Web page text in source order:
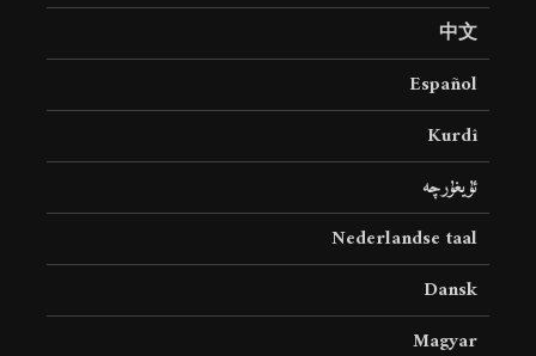
中文
Español
Kurdî
ئۇيغۇرچە
Nederlandse taal
Dansk
Magyar